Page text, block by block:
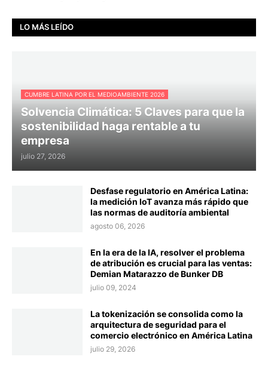
LO MÁS LEÍDO
CUMBRE LATINA POR EL MEDIOAMBIENTE 2026
Solvencia Climática: 5 Claves para que la
sostenibilidad haga rentable a tu
empresa
julio 27, 2026
Desfase regulatorio en América Latina:
la medición IoT avanza más rápido que
las normas de auditoría ambiental
agosto 06, 2026
En la era de la IA, resolver el problema
de atribución es crucial para las ventas:
Demian Matarazzo de Bunker DB
julio 09, 2024
La tokenización se consolida como la
arquitectura de seguridad para el
comercio electrónico en América Latina
julio 29, 2026